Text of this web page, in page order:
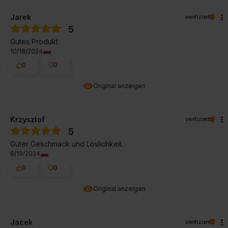
Original anzeigen
Jarek verifiziert
5
Gutes Produkt
10/18/2024
0
0
Original anzeigen
Krzysztof verifiziert
5
Guter Geschmack und Löslichkeit.
8/19/2024
0
0
Jacek verifiziert